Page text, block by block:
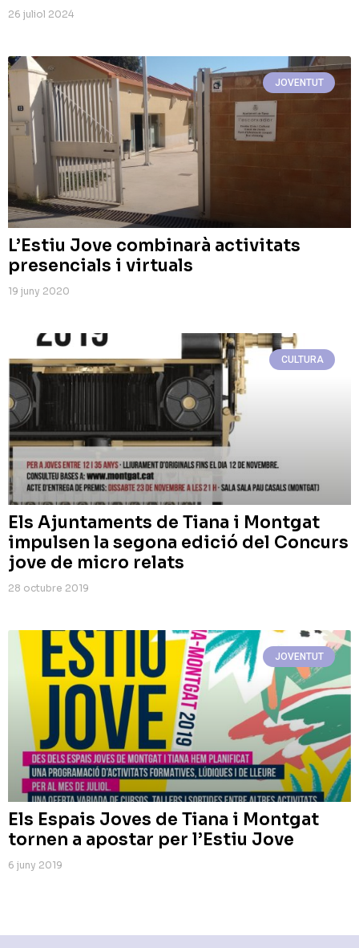
26 juliol 2024
JOVENTUT
L’Estiu Jove combinarà activitats
presencials i virtuals
19 juny 2020
CULTURA
Els Ajuntaments de Tiana i Montgat
impulsen la segona edició del Concurs
jove de micro relats
28 octubre 2019
JOVENTUT
Els Espais Joves de Tiana i Montgat
tornen a apostar per l’Estiu Jove
6 juny 2019